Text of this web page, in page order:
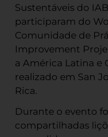
Sustentáveis do
participaram do
Comunidade de
Improvement
a América Latina e
realizado em San
Rica.
Durante o evento
compartilhadas